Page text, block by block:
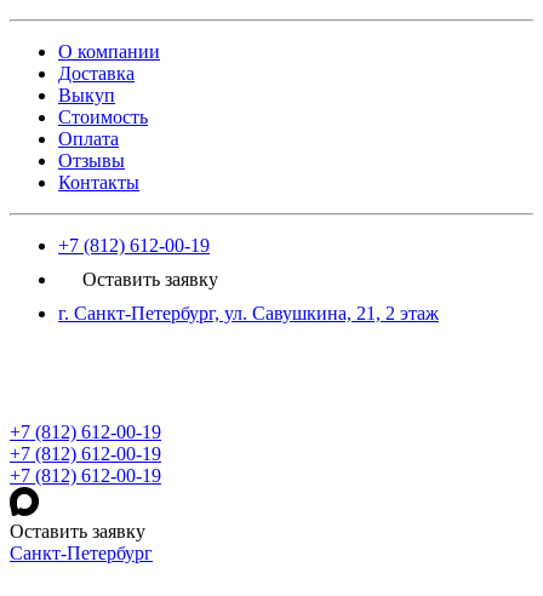
О компании
Доставка
Выкуп
Стоимость
Оплата
Отзывы
Контакты
+7 (812) 612-00-19
Оставить заявку
г. Санкт-Петербург, ул. Савушкина, 21, 2 этаж
+7 (812) 612-00-19
+7 (812) 612-00-19
+7 (812) 612-00-19
Оставить заявку
Санкт-Петербург